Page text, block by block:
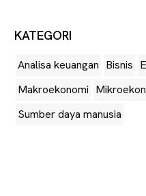
KATEGORI
Analisa keuangan Bisnis
Makroekonomi
Sumber daya manusia